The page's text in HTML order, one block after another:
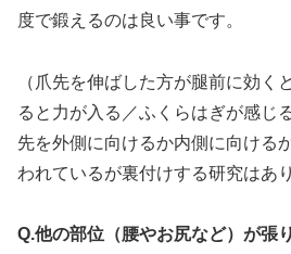
度で鍛えるのは良い事です。
（爪先を伸ばした方が腿前に効く
ると力が入る／ふくらはぎが感じ
先を外側に向けるか内側に向ける
われているが裏付けする研究はあ
Q.他の部位（腰やお尻など）が張